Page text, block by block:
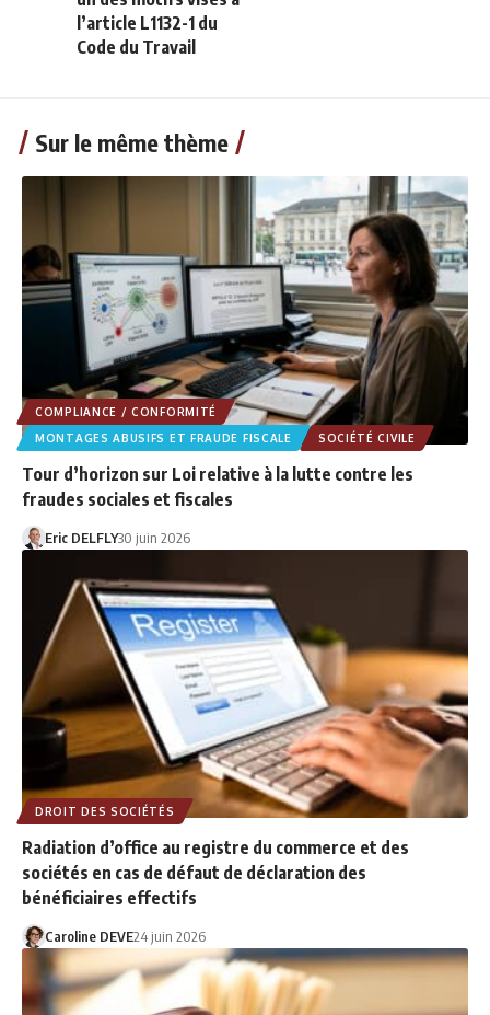
l’article L1132-1 du
Code du Travail
Sur le même thème
COMPLIANCE / CONFORMITÉ
MONTAGES ABUSIFS ET FRAUDE FISCALE
SOCIÉTÉ CIVILE
Tour d’horizon sur Loi relative à la lutte contre les
fraudes sociales et fiscales
Eric DELFLY30 juin 2026
DROIT DES SOCIÉTÉS
Radiation d’office au registre du commerce et des
sociétés en cas de défaut de déclaration des
bénéficiaires effectifs
Caroline DEVE24 juin 2026